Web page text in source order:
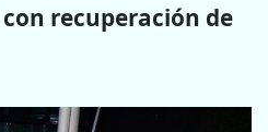
recuperación de